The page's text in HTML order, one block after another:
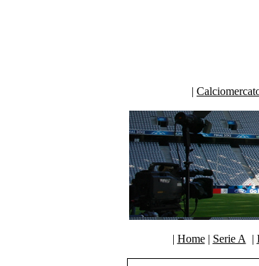
|
| Home| Serie A |